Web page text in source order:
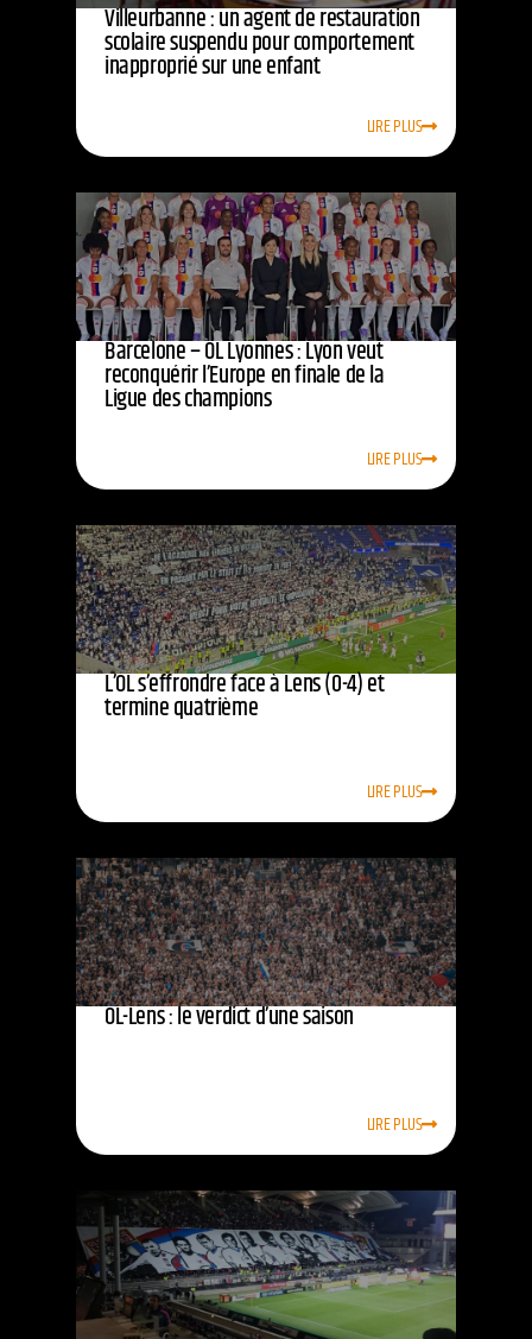
Villeurbanne : un agent de restauration
scolaire suspendu pour comportement
inapproprié sur une enfant
LIRE PLUS
Barcelone – OL Lyonnes : Lyon veut
reconquérir l’Europe en finale de la
Ligue des champions
LIRE PLUS
L’OL s’effrondre face à Lens (0-4) et
termine quatrième
LIRE PLUS
OL-Lens : le verdict d’une saison
LIRE PLUS